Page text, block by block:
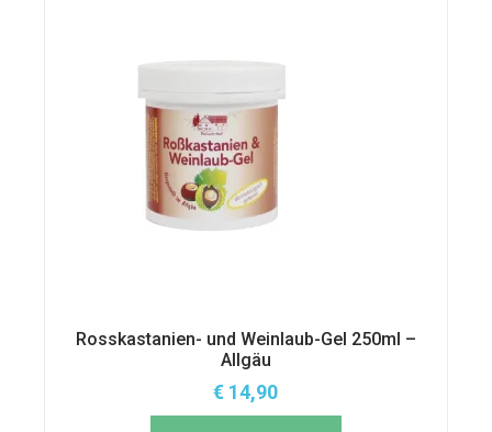
Rosskastanien- und Weinlaub-Gel 250ml –
Allgäu
€ 14,90